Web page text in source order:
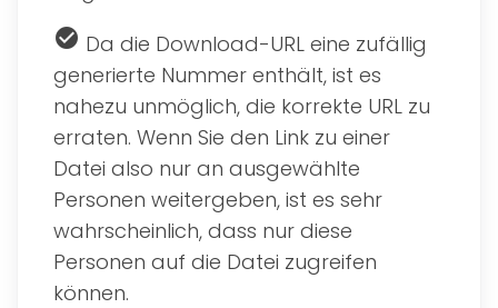
check_circle Da die Download-URL eine zufällig
generierte Nummer enthält, ist es
nahezu unmöglich, die korrekte URL zu
erraten. Wenn Sie den Link zu einer
Datei also nur an ausgewählte
Personen weitergeben, ist es sehr
wahrscheinlich, dass nur diese
Personen auf die Datei zugreifen
können.